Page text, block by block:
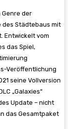
der
des Städtebaus mit
Entwickelt vom
das Spiel,
Veröffentlichung
seine Vollversion
„Galaxies“
Update – nicht
das Gesamtpaket